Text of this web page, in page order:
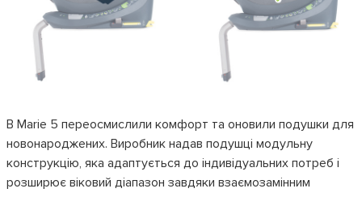
В Marie 5 переосмислили комфорт та оновили подушки для
новонароджених. Виробник надав подушці модульну
конструкцію, яка адаптується до індивідуальних потреб і
розширює віковий діапазон завдяки взаємозамінним